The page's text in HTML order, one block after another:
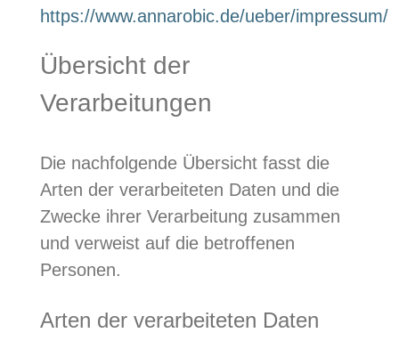
https://www.annarobic.de/ueber/impressum/
Übersicht der
Verarbeitungen
Die nachfolgende Übersicht fasst die
Arten der verarbeiteten Daten und die
Zwecke ihrer Verarbeitung zusammen
und verweist auf die betroffenen
Personen.
Arten der verarbeiteten Daten